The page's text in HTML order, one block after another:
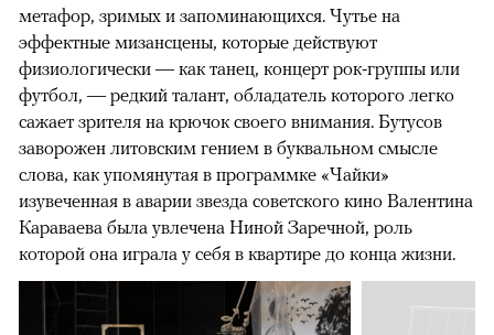
метафор, зримых и запоминающихся. Чутье на
эффектные мизансцены, которые действуют
физиологически — как танец, концерт рок-группы или
футбол, — редкий талант, обладатель которого легко
сажает зрителя на крючок своего внимания. Бутусов
заворожен литовским гением в буквальном смысле
слова, как упомянутая в программке «Чайки»
изувеченная в аварии звезда советского кино Валентина
Караваева была увлечена Ниной Заречной, роль
которой она играла у себя в квартире до конца жизни.